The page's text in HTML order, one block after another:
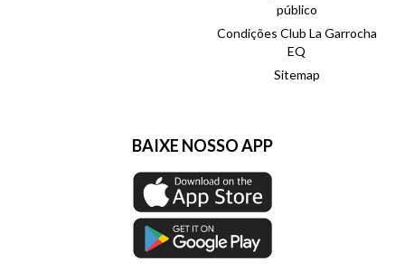
público
Condições Club La Garrocha
EQ
Sitemap
BAIXE NOSSO APP